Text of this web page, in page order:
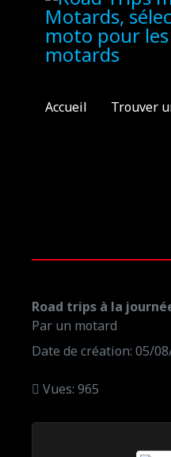
Accueil Trouver
Road trips à la
Par un motard
Date de création: 05/
Vues: 965